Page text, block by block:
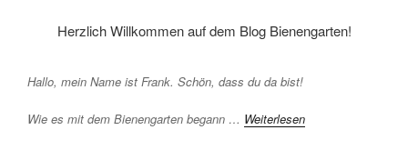
Herzlich Willkommen auf dem Blog Bienengarten!
Hallo, mein Name ist Frank. Schön, dass du da bist!
Wie es mit dem Bienengarten begann … Weiterlesen